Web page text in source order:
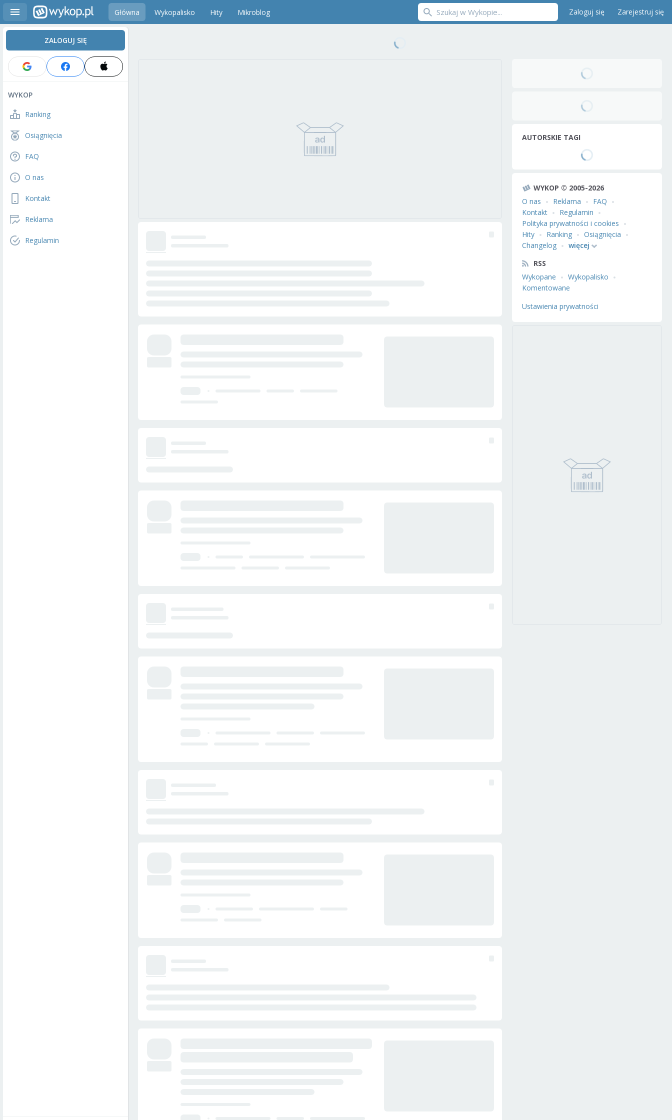
Główna Wykopalisko Hity Mikroblog Zaloguj się Zarejestruj się
ZALOGUJ SIĘ
WYKOP
Ranking
Osiągnięcia
FAQ
O nas
Kontakt
Reklama
Regulamin
AUTORSKIE TAGI
WYKOP © 2005-2026
O nas
Reklama
FAQ
Kontakt
Regulamin
Polityka prywatności i cookies
Hity
Ranking
Osiągnięcia
Changelog
więcej
RSS
Wykopane
Wykopalisko
Komentowane
Ustawienia prywatności